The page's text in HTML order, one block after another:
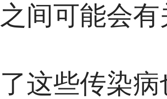
间可能会有
这些传染